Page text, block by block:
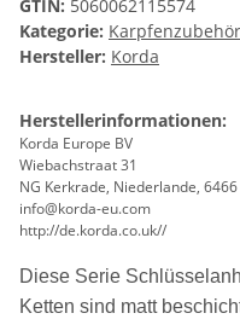
GTIN: 5060062115574
Kategorie: Karpfenzubehör
Hersteller: Korda
Herstellerinformationen:
Korda Europe BV
Wiebachstraat 31
NG Kerkrade, Niederlande, 6466
info@korda-eu.com
http://de.korda.co.uk//
Diese Serie
Ketten sind matt